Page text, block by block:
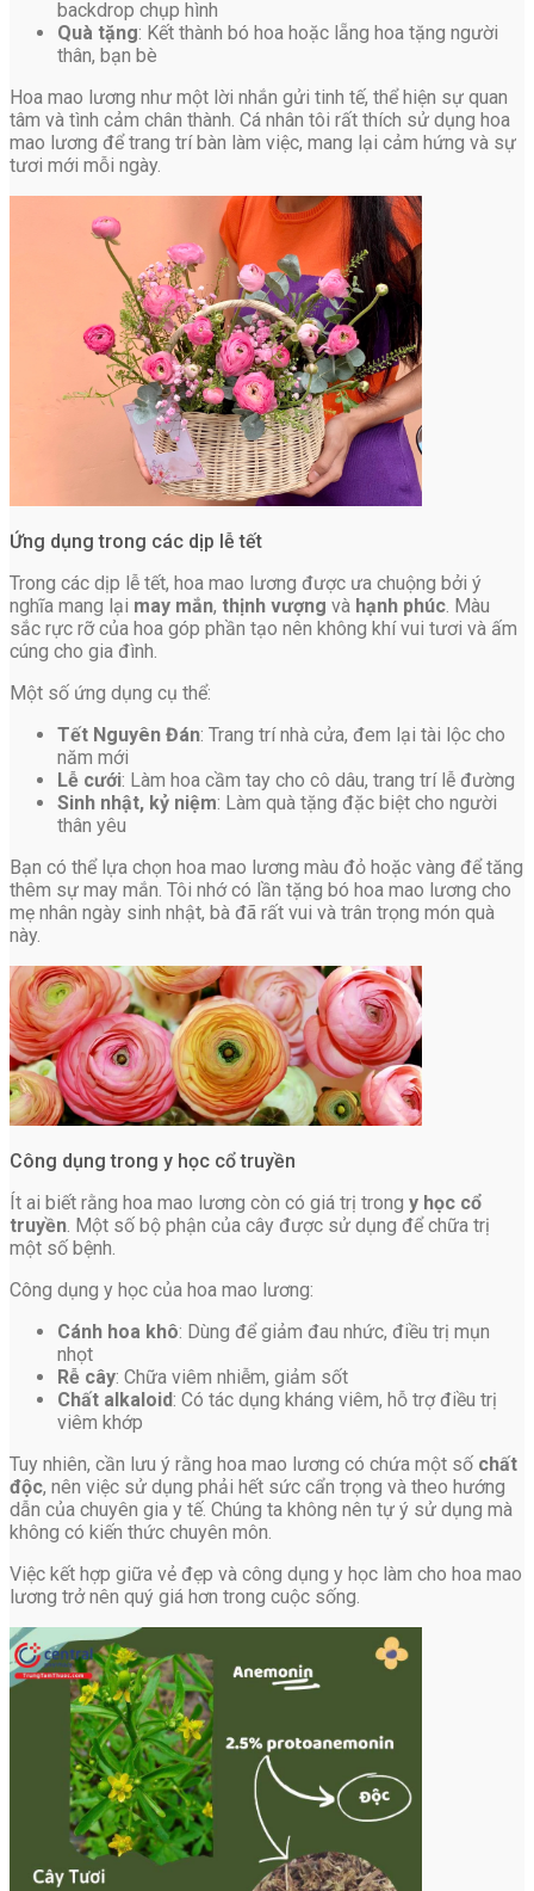
backdrop chụp hình
Quà tặng: Kết thành bó hoa hoặc lẵng hoa tặng người
thân, bạn bè
Hoa mao lương như một lời nhắn gửi tinh tế, thể hiện sự quan
tâm và tình cảm chân thành. Cá nhân tôi rất thích sử dụng hoa
mao lương để trang trí bàn làm việc, mang lại cảm hứng và sự
tươi mới mỗi ngày.
Ứng dụng trong các dịp lễ tết
Trong các dịp lễ tết, hoa mao lương được ưa chuộng bởi ý
nghĩa mang lại may mắn, thịnh vượng và hạnh phúc . Màu
sắc rực rỡ của hoa góp phần tạo nên không khí vui tươi và ấm
cúng cho gia đình.
Một số ứng dụng cụ thể:
Tết Nguyên Đán: Trang trí nhà cửa, đem lại tài lộc cho
năm mới
Lễ cưới: Làm hoa cầm tay cho cô dâu, trang trí lễ đường
Sinh nhật, kỷ niệm: Làm quà tặng đặc biệt cho người
thân yêu
Bạn có thể lựa chọn hoa mao lương màu đỏ hoặc vàng để tăng
thêm sự may mắn. Tôi nhớ có lần tặng bó hoa mao lương cho
mẹ nhân ngày sinh nhật, bà đã rất vui và trân trọng món quà
này.
Công dụng trong y học cổ truyền
Ít ai biết rằng hoa mao lương còn có giá trị trong y học cổ
truyền . Một số bộ phận của cây được sử dụng để chữa trị
một số bệnh.
Công dụng y học của hoa mao lương:
Cánh hoa khô: Dùng để giảm đau nhức, điều trị mụn
nhọt
Rễ cây: Chữa viêm nhiễm, giảm sốt
Chất alkaloid: Có tác dụng kháng viêm, hỗ trợ điều trị
viêm khớp
Tuy nhiên, cần lưu ý rằng hoa mao lương có chứa một số chất
độc, nên việc sử dụng phải hết sức cẩn trọng và theo hướng
dẫn của chuyên gia y tế. Chúng ta không nên tự ý sử dụng mà
không có kiến thức chuyên môn.
Việc kết hợp giữa vẻ đẹp và công dụng y học làm cho hoa mao
lương trở nên quý giá hơn trong cuộc sống.